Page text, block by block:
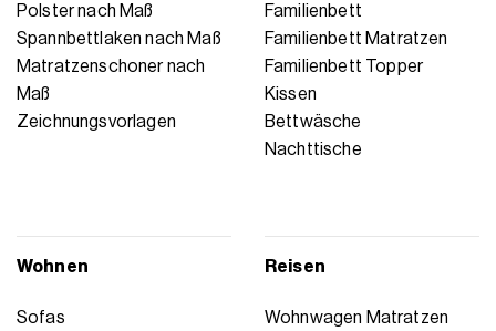
Polster nach Maß
Spannbettlaken nach Maß
Matratzenschoner nach
Maß
Zeichnungsvorlagen
Familienbett
Familienbett Matratzen
Familienbett Topper
Kissen
Bettwäsche
Nachttische
Wohnen
Sofas
Reisen
Wohnwagen Matratzen